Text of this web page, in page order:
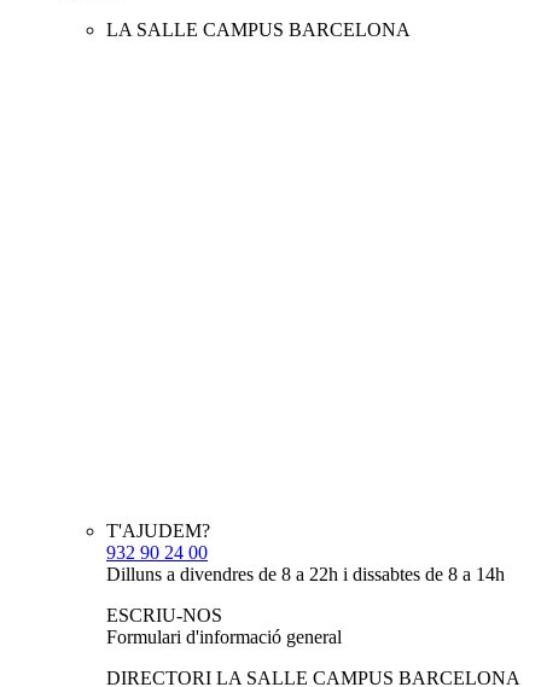
LA SALLE CAMPUS BARCELONA
T'AJUDEM?
932 90 24 00
Dilluns a divendres de 8 a 22h i dissabtes de 8 a 14h
ESCRIU-NOS
Formulari d'informació general
DIRECTORI LA SALLE CAMPUS BARCELONA